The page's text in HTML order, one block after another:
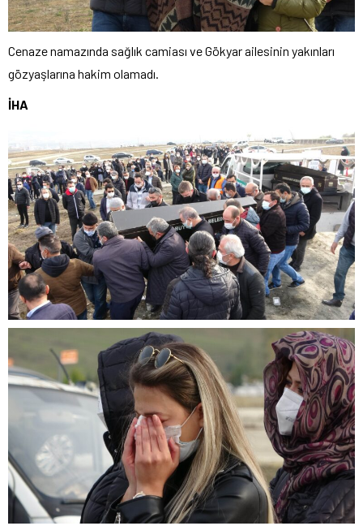
Cenaze namazında sağlık camiası ve Gökyar ailesinin yakınları
gözyaşlarına hakim olamadı.
İHA